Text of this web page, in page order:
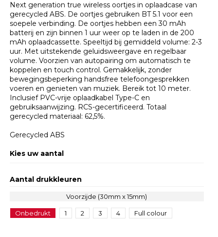
Next generation true wireless oortjes in oplaadcase van
gerecycled ABS. De oortjes gebruiken BT 5.1 voor een
soepele verbinding. De oortjes hebben een 30 mAh
batterij en zijn binnen 1 uur weer op te laden in de 200
mAh oplaadcassette. Speeltijd bij gemiddeld volume: 2-3
uur. Met uitstekende geluidsweergave en regelbaar
volume. Voorzien van autopairing om automatisch te
koppelen en touch control. Gemakkelijk, zonder
bewegingsbeperking handsfree telefoongesprekken
voeren en genieten van muziek. Bereik tot 10 meter.
Inclusief PVC-vrije oplaadkabel Type-C en
gebruiksaanwijzing. RCS-gecertificeerd. Totaal
gerecycled materiaal: 62,5%.
Gerecycled ABS
Kies uw aantal
Aantal drukkleuren
Voorzijde (30mm x 15mm)
Onbedrukt 1 2 3 4 Full colour